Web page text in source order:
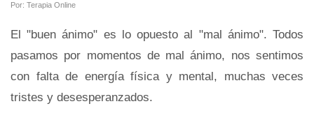
Por: Terapia Online
El "buen ánimo" es lo opuesto al "mal ánimo". Todos
pasamos por momentos de mal ánimo, nos sentimos
con falta de energía física y mental, muchas veces
tristes y desesperanzados.